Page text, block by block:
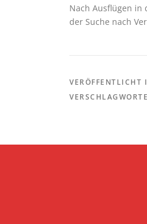
Nach Ausflügen in
der Suche nach
VERÖFFENTLICHT